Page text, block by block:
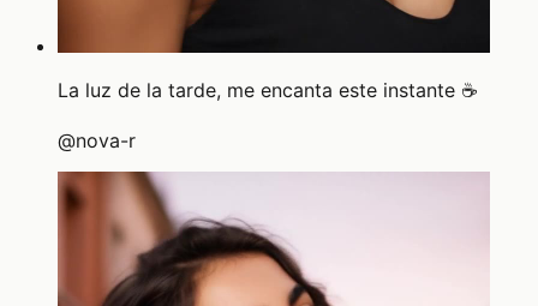
La luz de la tarde, me encanta este instante ☕
@nova-r